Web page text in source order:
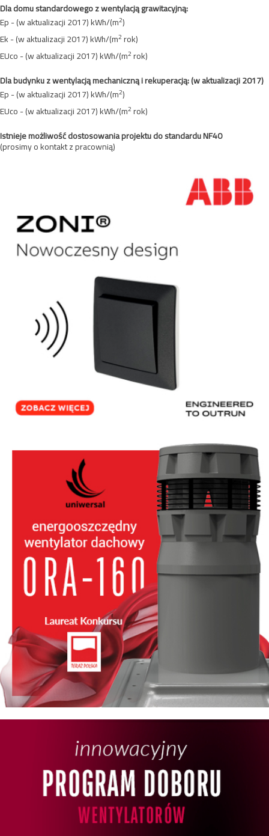
Dla domu standardowego z wentylacją grawitacyjną:
Ep - (w aktualizacji 2017) kWh/(m2)
Ek - (w aktualizacji 2017) kWh/(m2 rok)
EUco - (w aktualizacji 2017) kWh/(m2 rok)
Dla budynku z wentylacją mechaniczną i rekuperacją:(w aktualizacji 2017)
Ep - (w aktualizacji 2017) kWh/(m2)
EUco - (w aktualizacji 2017) kWh/(m2 rok)
Istnieje możliwość dostosowania projektu do standardu NF40
(prosimy o kontakt z pracownią)